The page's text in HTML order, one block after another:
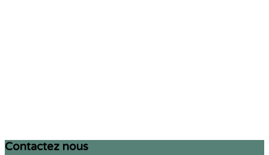
Contactez nous